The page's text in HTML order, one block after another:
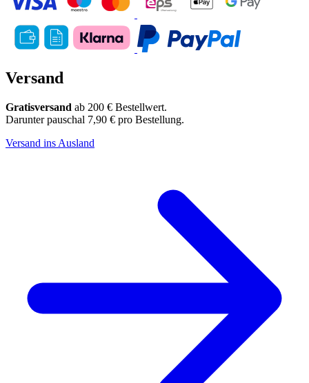
Versand
Gratisversand ab 200 € Bestellwert.
Darunter pauschal 7,90 € pro Bestellung.
Versand ins Ausland